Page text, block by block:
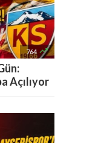
764 
Açılıyor